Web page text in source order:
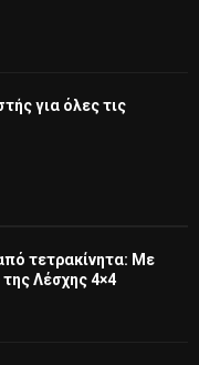
για όλες τις
τετρακίνητα: Με
Λέσχης 4×4